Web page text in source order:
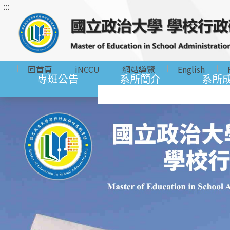
跳
內
塊
:::
回首頁 iNCCU 網站導覽 English
專班公告 系所簡介 系所